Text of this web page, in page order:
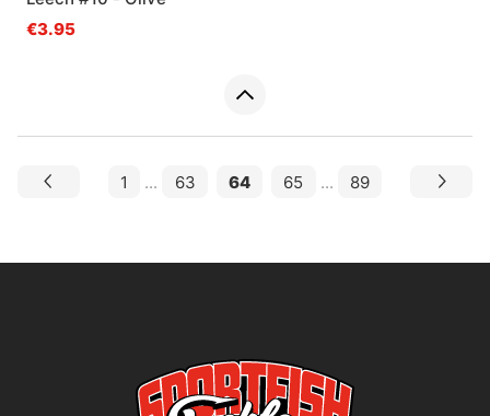
€3.95
1 ... 63 64 65 ... 89